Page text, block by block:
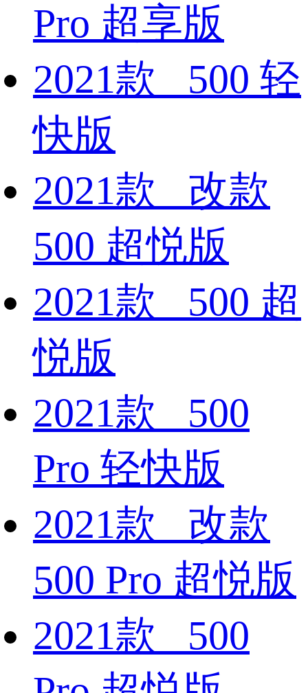
Pro 超享版
2021款 500 轻
快版
2021款 改款
500 超悦版
2021款 500 超
悦版
2021款 500
Pro 轻快版
2021款 改款
500 Pro 超悦版
2021款 500